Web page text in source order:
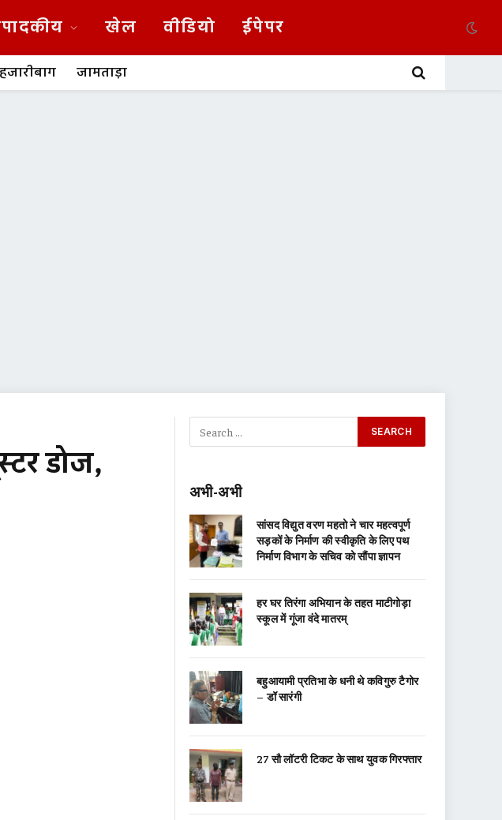
खेल वीडियो ईपेपर
हजारीबाग जामताड़ा
डोज,
अभी-अभी
सांसद विद्युत वरण महतो ने चार महत्वपूर्ण
सड़कों के निर्माण की स्वीकृति के लिए पथ
निर्माण विभाग के सचिव को सौंपा ज्ञापन
हर घर तिरंगा अभियान के तहत माटीगोड़ा
स्कूल में गूंजा वंदे मातरम्
बहुआयामी प्रतिभा के धनी थे कविगुरु टैगोर
– डॉ सारंगी
27 सौ लॉटरी टिकट के साथ युवक गिरफ्तार